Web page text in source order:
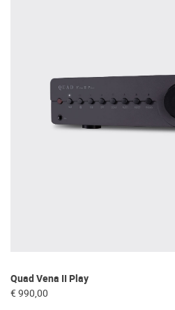
Quad Vena II Play
€ 990,00